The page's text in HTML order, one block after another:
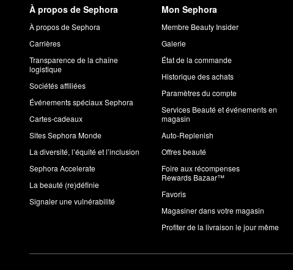
À propos de Sephora
À propos de Sephora
Carrières
Transparence de la chaîne
logistique
Sociétés affiliées
Événements spéciaux Sephora
Cartes-cadeaux
Sites Sephora Monde
La diversité, l’équité et l’inclusion
Sephora Accelerate
La beauté (re)définie
Signaler une vulnérabilité
Mon Sephora
Membre Beauty Insider
Galerie
État de la commande
Historique des achats
Paramètres du compte
Services Beauté et événements en
magasin
Auto-Replenish
Offres beauté
Foire aux récompenses
Rewards Bazaar™
Favoris
Magasiner dans votre magasin
Profiter de la livraison le jour même